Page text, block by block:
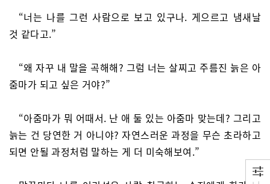
“너는 나를 그런 사람으로 보고 있구나. 게으르고 냄새날
것 같다고.”
“왜 자꾸 내 말을 곡해해? 그럼 너는 살찌고 주름진 늙은 아
줌마가 되고 싶은 거야?”
“아줌마가 뭐 어때서. 난 애 둘 있는 아줌마 맞는데? 그리고
늙는 건 당연한 거 아니야? 자연스러운 과정을 무슨 초라하고
되면 안될 과정처럼 말하는 게 더 미숙해보여.”